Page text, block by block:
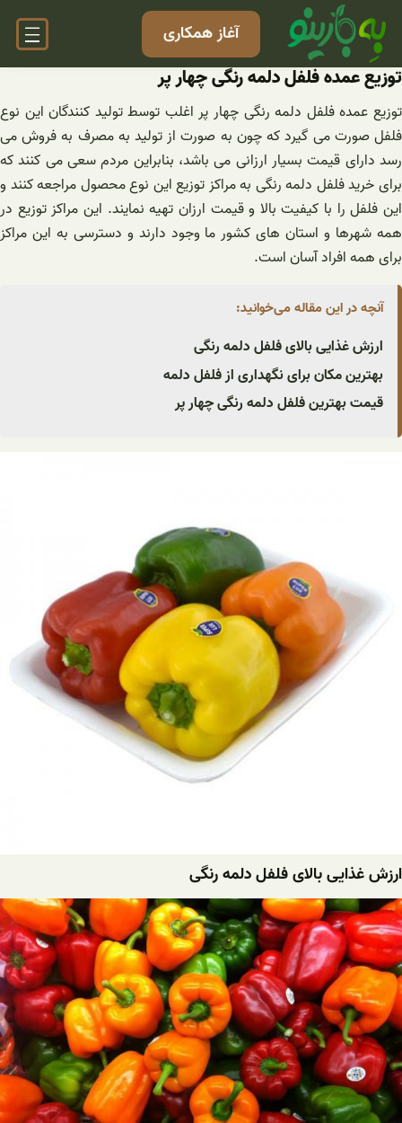
محتوا
آغاز همکاری
توزیع عمده فلفل دلمه رنگی چهار پر
توزیع عمده فلفل دلمه رنگی چهار پر اغلب توسط تولید کنندگان این نوع
فلفل صورت می گیرد که چون به صورت از تولید به مصرف به فروش می
رسد دارای قیمت بسیار ارزانی می باشد، بنابراین مردم سعی می کنند که
برای خرید فلفل دلمه رنگی به مراکز توزیع این نوع محصول مراجعه کنند و
این فلفل را با کیفیت بالا و قیمت ارزان تهیه نمایند. این مراکز توزیع در
همه شهرها و استان های کشور ما وجود دارند و دسترسی به این مراکز
برای همه افراد آسان است.
آنچه در این مقاله می‌خوانید:
ارزش غذایی بالای فلفل دلمه رنگی
بهترین مکان برای نگهداری از فلفل دلمه
قیمت بهترین فلفل دلمه رنگی چهار پر
ارزش غذایی بالای فلفل دلمه رنگی